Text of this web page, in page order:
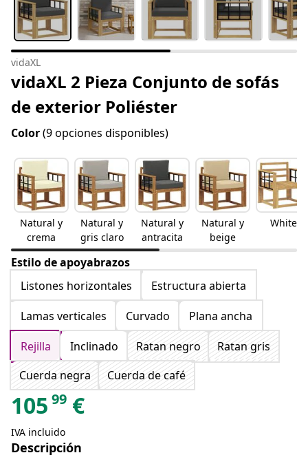
vidaXL
vidaXL 2 Pieza Conjunto de sofás
de exterior Poliéster
Color(9 opciones disponibles)
Natural y
crema
Natural y
gris claro
Natural y
antracita
Natural y
beige
White
Estilo de apoyabrazos
Listones horizontales
Estructura abierta
Lamas verticales
Curvado
Plana ancha
Rejilla
Inclinado Ratan negro
Ratan gris
Cuerda negra
Cuerda de café
105 99 €
IVA incluido
Descripción